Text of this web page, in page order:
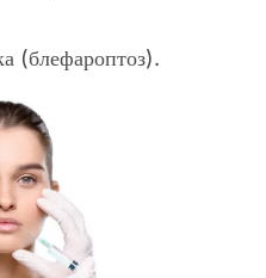
(блефароптоз).